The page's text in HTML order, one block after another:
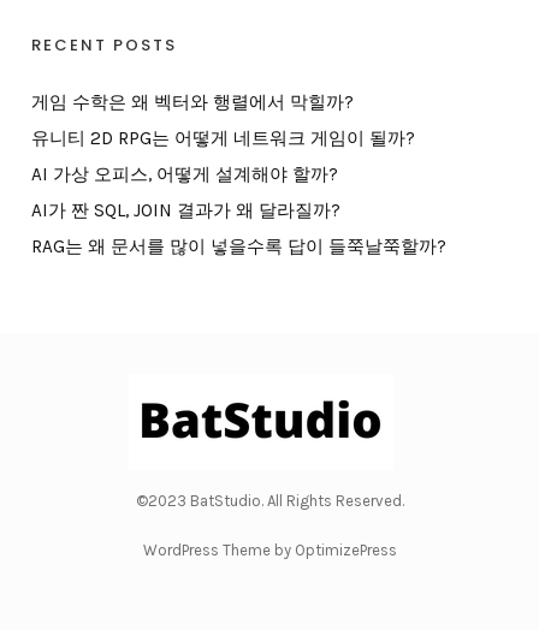
RECENT POSTS
게임 수학은 왜 벡터와 행렬에서 막힐까?
유니티 2D RPG는 어떻게 네트워크 게임이 될까?
AI 가상 오피스, 어떻게 설계해야 할까?
AI가 짠 SQL, JOIN 결과가 왜 달라질까?
RAG는 왜 문서를 많이 넣을수록 답이 들쭉날쭉할까?
©2023 BatStudio. All Rights Reserved.
WordPress Theme by OptimizePress